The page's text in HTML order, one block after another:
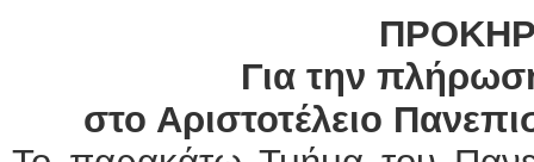
Για την
στο Αριστοτέλειο